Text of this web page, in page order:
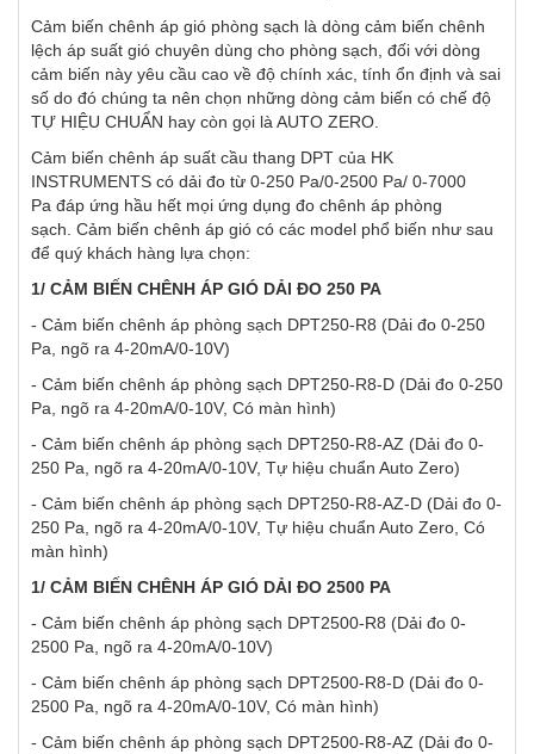
Cảm biến chênh áp gió phòng sạch là dòng cảm biến chênh
lệch áp suất gió chuyên dùng cho phòng sạch, đối với dòng
cảm biến này yêu cầu cao về độ chính xác, tính ổn định và sai
số do đó chúng ta nên chọn những dòng cảm biến có chế độ
TỰ HIỆU CHUẨN hay còn gọi là AUTO ZERO.
Cảm biến chênh áp suất cầu thang DPT của HK
INSTRUMENTS có dải đo từ 0-250 Pa/0-2500 Pa/ 0-7000
Pa đáp ứng hầu hết mọi ứng dụng đo chênh áp phòng
sạch. Cảm biến chênh áp gió có các model phổ biến như sau
để quý khách hàng lựa chọn:
1/ CẢM BIẾN CHÊNH ÁP GIÓ DẢI ĐO 250 PA
- Cảm biến chênh áp phòng sạch DPT250-R8 (Dải đo 0-250
Pa, ngõ ra 4-20mA/0-10V)
- Cảm biến chênh áp phòng sạch DPT250-R8-D (Dải đo 0-250
Pa, ngõ ra 4-20mA/0-10V, Có màn hình)
- Cảm biến chênh áp phòng sạch DPT250-R8-AZ (Dải đo 0-
250 Pa, ngõ ra 4-20mA/0-10V, Tự hiệu chuẩn Auto Zero)
- Cảm biến chênh áp phòng sạch DPT250-R8-AZ-D (Dải đo 0-
250 Pa, ngõ ra 4-20mA/0-10V, Tự hiệu chuẩn Auto Zero, Có
màn hình)
1/ CẢM BIẾN CHÊNH ÁP GIÓ DẢI ĐO 2500 PA
- Cảm biến chênh áp phòng sạch DPT2500-R8 (Dải đo 0-
2500 Pa, ngõ ra 4-20mA/0-10V)
- Cảm biến chênh áp phòng sạch DPT2500-R8-D (Dải đo 0-
2500 Pa, ngõ ra 4-20mA/0-10V, Có màn hình)
- Cảm biến chênh áp phòng sạch DPT2500-R8-AZ (Dải đo 0-